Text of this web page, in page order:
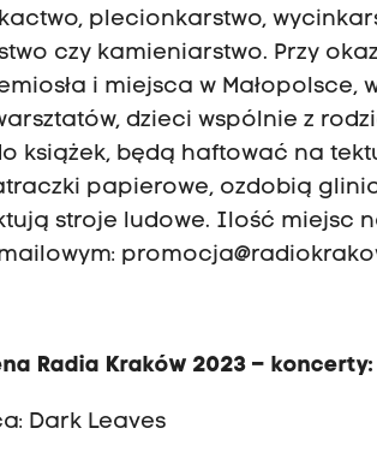
plecionkarstwo,
czy kamieniarstwo. Przy
i miejsca w
dzieci wspólnie z
książek, będą haftować na
papierowe, ozdobią
stroje ludowe. Ilość miejsc
Radia Kraków 2023 – koncerty:
Dark Leaves